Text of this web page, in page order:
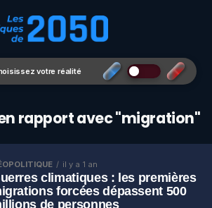
votre réalité
rapport avec "migration"
il y a 1 an
climatiques : les premières
forcées dépassent 500
de personnes